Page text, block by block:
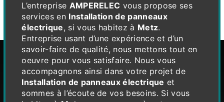
L’entreprise AMPERELEC vous propose ses
services en Installation de panneaux
électrique, si vous habitez à Metz.
Entreprise usant d’une expérience et d’un
savoir-faire de qualité, nous mettons tout en
oeuvre pour vous satisfaire. Nous vous
accompagnons ainsi dans votre projet de
Installation de panneaux électrique et
sommes à l’écoute de vos besoins. Si vous